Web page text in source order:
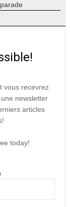
vous recevrez
newsletter
articles
today!